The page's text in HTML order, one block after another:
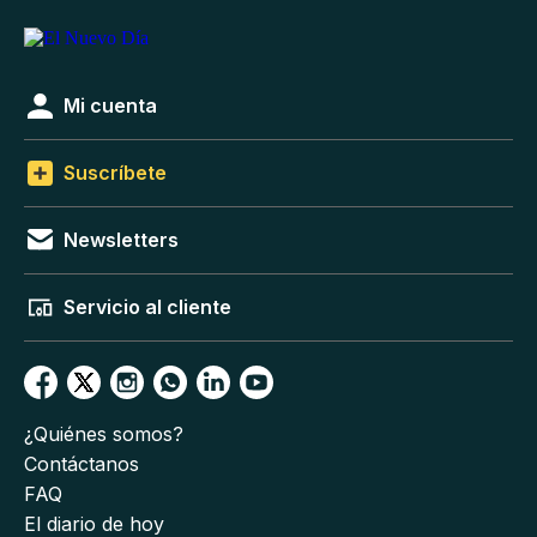
Mi cuenta
Suscríbete
Newsletters
Servicio al cliente
¿Quiénes somos?
Contáctanos
FAQ
El diario de hoy